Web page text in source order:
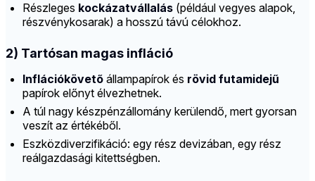
Részleges kockázatvállalás (például vegyes alapok,
részvénykosarak) a hosszú távú célokhoz.
2) Tartósan magas infláció
Inflációkövető állampapírok és rövid futamidejű
papírok előnyt élvezhetnek.
A túl nagy készpénzállomány kerülendő, mert gyorsan
veszít az értékéből.
Eszközdiverzifikáció: egy rész devizában, egy rész
reálgazdasági kitettségben.